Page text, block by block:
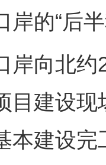
岸的“后
向北约
目建设
本建设